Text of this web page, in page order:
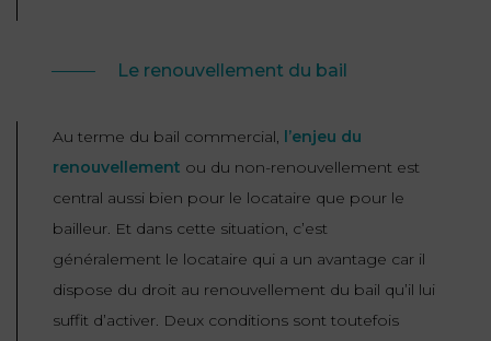
Le renouvellement du bail
Au terme du bail commercial, l’enjeu du
renouvellement ou du non-renouvellement est
central aussi bien pour le locataire que pour le
bailleur. Et dans cette situation, c’est
généralement le locataire qui a un avantage car il
dispose du droit au renouvellement du bail qu’il lui
suffit d’activer. Deux conditions sont toutefois